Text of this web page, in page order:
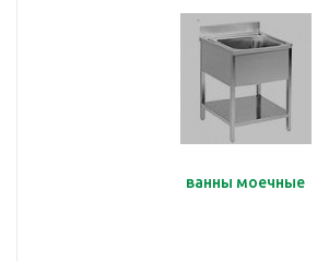
ванны моечные